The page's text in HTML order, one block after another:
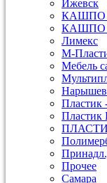
Ижевск
КАШПО
КАШПО
Лимекс
М-
Мебель
Пластик
Прочее
Самара